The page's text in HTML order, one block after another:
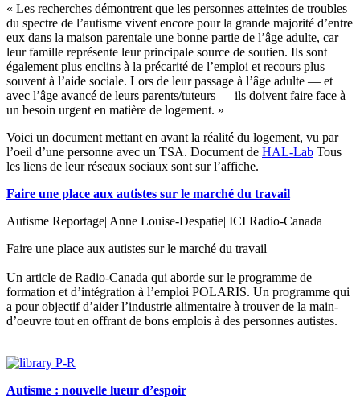
« Les recherches démontrent que les personnes atteintes de troubles
du spectre de l’autisme vivent encore pour la grande majorité d’entre
eux dans la maison parentale une bonne partie de l’âge adulte, car
leur famille représente leur principale source de soutien. Ils sont
également plus enclins à la précarité de l’emploi et recours plus
souvent à l’aide sociale. Lors de leur passage à l’âge adulte — et
avec l’âge avancé de leurs parents/tuteurs — ils doivent faire face à
un besoin urgent en matière de logement. »
Voici un document mettant en avant la réalité du logement, vu par
l’oeil d’une personne avec un TSA. Document de HAL-Lab Tous
les liens de leur réseaux sociaux sont sur l’affiche.
Faire une place aux autistes sur le marché du travail
Autisme Reportage| Anne Louise-Despatie| ICI Radio-Canada
Faire une place aux autistes sur le marché du travail
Un article de Radio-Canada qui aborde sur le programme de
formation et d’intégration à l’emploi POLARIS. Un programme qui
a pour objectif d’aider l’industrie alimentaire à trouver de la main-
d’oeuvre tout en offrant de bons emplois à des personnes autistes.
Autisme : nouvelle lueur d’espoir